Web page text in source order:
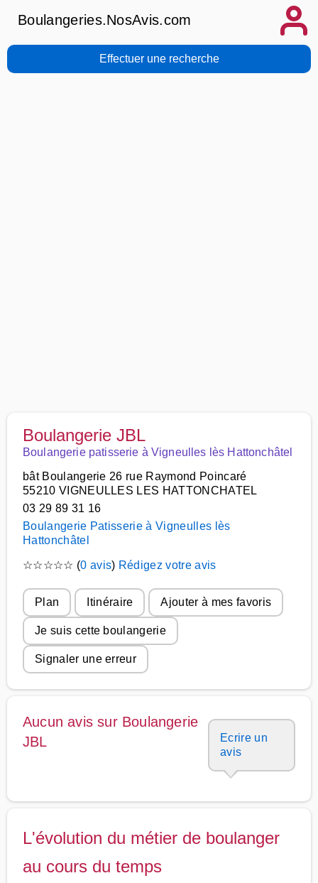
Boulangeries.NosAvis.com
Effectuer une recherche
Boulangerie JBL
Boulangerie patisserie à Vigneulles lès Hattonchâtel
bât Boulangerie 26 rue Raymond Poincaré
55210 VIGNEULLES LES HATTONCHATEL
03 29 89 31 16
Boulangerie Patisserie à Vigneulles lès
Hattonchâtel
☆☆☆☆☆ (0 avis) Rédigez votre avis
Plan Itinéraire Ajouter à mes favoris
Je suis cette boulangerie
Signaler une erreur
Aucun avis sur Boulangerie
JBL
Ecrire un
avis
L'évolution du métier de boulanger
au cours du temps